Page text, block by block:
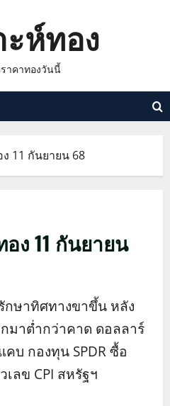
ะห์ทอง
าคาทองวันนี้
11 กันยายน 68
ง 11 กันยายน
กษาทิศทางขาขึ้น หลัง
มาต่ำกว่าคาด ดอลลาร์
บ กองทุน SPDR ซื้อ
ลข CPI สหรัฐฯ